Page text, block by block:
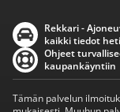
Rekkari -
kaikki tiedot heti
Ohjeet
kaupankäyntiin
Tämän palvelun